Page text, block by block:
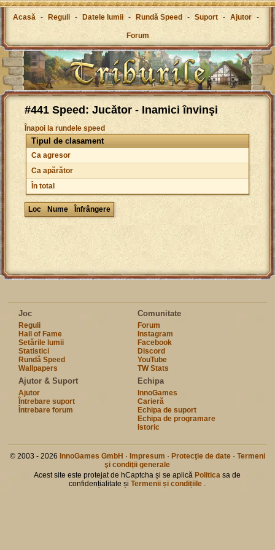
Acasă - Reguli - Datele lumii - Rundă Speed - Suport - Ajutor -
Forum
#441 Speed: Jucător - Inamici învinşi
Înapoi la rundele speed
Tipul de clasament
Ca agresor
Ca apărător
În total
Loc Nume Înfrângere
Joc
Reguli
Hall of Fame
Setările lumii
Statistici
Rundă Speed
Wallpapers
Comunitate
Forum
Instagram
Facebook
Discord
YouTube
TW Stats
Ajutor & Suport
Ajutor
Întrebare suport
Întrebare forum
Echipa
InnoGames
Carieră
Echipa de suport
Echipa de programare
Istoric
© 2003 - 2026 InnoGames GmbH · Impresum · Protecţie de date· Termeni
şi condiţii generale
Acest site este protejat de hCaptcha și se aplică Politica sa de
confidențialitate șiTermenii și condițiile .